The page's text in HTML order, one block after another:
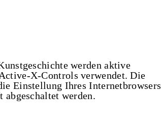
werden aktive
X-Controls verwendet. Die
Einstellung Ihres Internetbrowsers
werden.